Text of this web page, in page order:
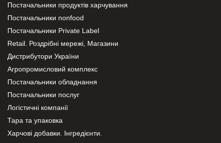
Постачальники продуктів харчування
Постачальники nonfood
Постачальники Private Label
Retail. Роздрібні мережі, Магазини
Дистрибутори України
Агропромисловий комплекс
Постачальники обладнання
Постачальники послуг
Логістичні компанії
Тара та упаковка
Харчові добавки. Інгредієнти.